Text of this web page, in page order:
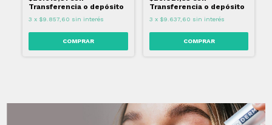
Transferencia o depósito
3 x $9.857,60 sin interés
Transferencia o depósito
3 x $9.637,60 sin interés